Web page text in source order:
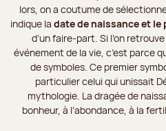
lors, on a coutume de
indique la date de naissance et le
d’un faire-part. Si l’on
événement de la vie, c’est parce
de symboles. Ce premier
particulier celui qui unissait
mythologie. La dragée de
bonheur, à l’abondance, à la